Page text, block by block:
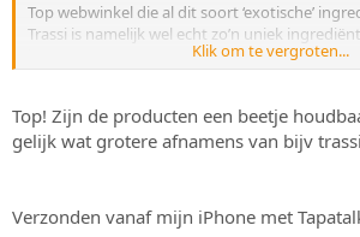
Top webwinkel die al dit soort ‘exotische’
Trassi is namelijk wel echt zo’n uniek
Klik om te vergroten...
Top! Zijn de producten een beetje
gelijk wat grotere afnamens van bijv trassi
Verzonden vanaf mijn iPhone met